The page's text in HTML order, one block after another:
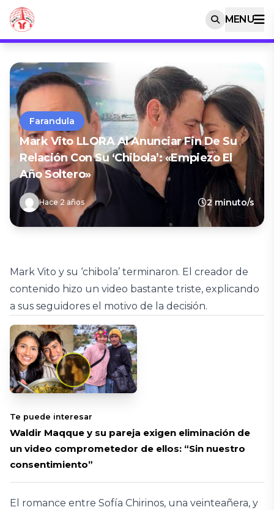
MENU
Farandula
Mark Vito LLORA Al Anunciar Fin De Su
Relación Con Su ‘chibola’: «Empiezo El
Año Soltero»
Hace 2 años 2 minuto/s
Mark Vito y su ‘chibola’ terminaron. El creador de
contenido hizo un video bastante triste, explicando
a sus seguidores el motivo de la decisión.
Te puede interesar
Waldir Maqque y su pareja exigen eliminación de
un video comprometedor de ellos: “Sin nuestro
consentimiento”
El romance entre Sofía Chirinos, una veinteañera, y